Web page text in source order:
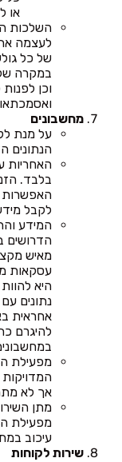
או
השלכות
לעצמה
של כל
במקרה
וכן
מחשבונים
על מנת
הנתונים
האחריות
בלבד.
לקבל
המידע
הדרושים
מאיש
עסקאות
היא
נתונים
אחראית
להיגרם
מפעילת
אך לא
מתן
מפעילת
עיכוב
שירות לקוחות